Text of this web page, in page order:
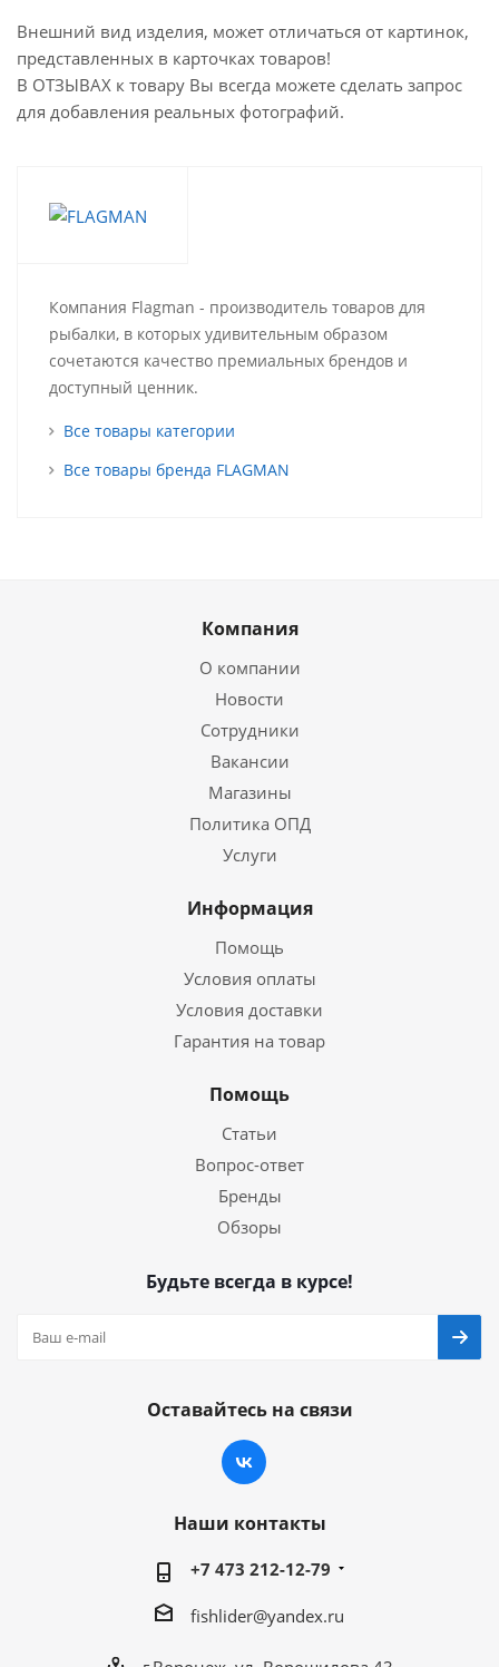
Внешний вид изделия, может отличаться от картинок,
представленных в карточках товаров!
В ОТЗЫВАХ к товару Вы всегда можете сделать запрос
для добавления реальных фотографий.
Компания Flagman - производитель товаров для
рыбалки, в которых удивительным образом
сочетаются качество премиальных брендов и
доступный ценник.
Все товары категории
Все товары бренда FLAGMAN
Компания
О компании
Новости
Сотрудники
Вакансии
Магазины
Политика ОПД
Услуги
Информация
Помощь
Условия оплаты
Условия доставки
Гарантия на товар
Помощь
Статьи
Вопрос-ответ
Бренды
Обзоры
Будьте всегда в курсе!
Оставайтесь на связи
Наши контакты
+7 473 212-12-79
fishlider@yandex.ru